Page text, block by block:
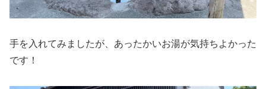
手を入れてみましたが、あったかいお湯が気持ちよかった
です！